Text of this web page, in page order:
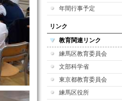
年間行事予定
リンク
教育関連リンク
練馬区教育委員会
文部科学省
東京都教育委員会
練馬区役所